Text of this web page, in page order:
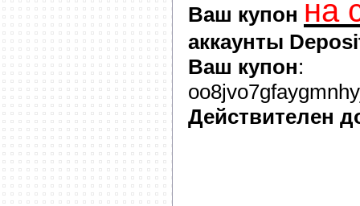
Ваш купон на
аккаунты
Ваш купон:
Действителен